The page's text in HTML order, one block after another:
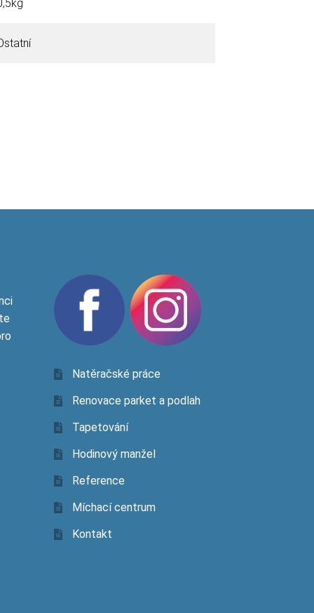
Natěračské práce
Renovace parket a podlah
Tapetování
Hodinový manžel
Reference
Míchací centrum
Kontakt